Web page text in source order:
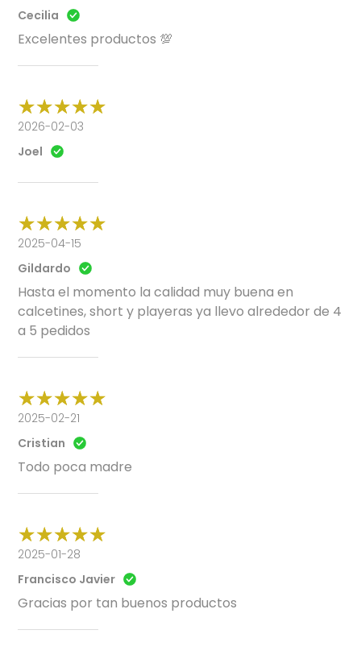
Cecilia
Excelentes productos 💯
2026-02-03
Joel
2025-04-15
Gildardo
Hasta el momento la calidad muy buena en
calcetines, short y playeras ya llevo alrededor de 4
a 5 pedidos
2025-02-21
Cristian
Todo poca madre
2025-01-28
Francisco Javier
Gracias por tan buenos productos